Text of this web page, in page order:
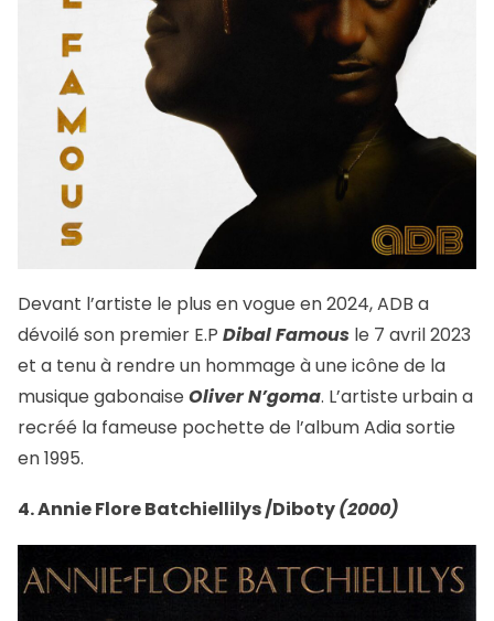
Devant l’artiste le plus en vogue en 2024, ADB a
dévoilé son premier E.P Dibal Famous le 7 avril 2023
et a tenu à rendre un hommage à une icône de la
musique gabonaise Oliver N’goma. L’artiste urbain a
recréé la fameuse pochette de l’album Adia sortie
en 1995.
4. Annie Flore Batchiellilys /Diboty(2000)